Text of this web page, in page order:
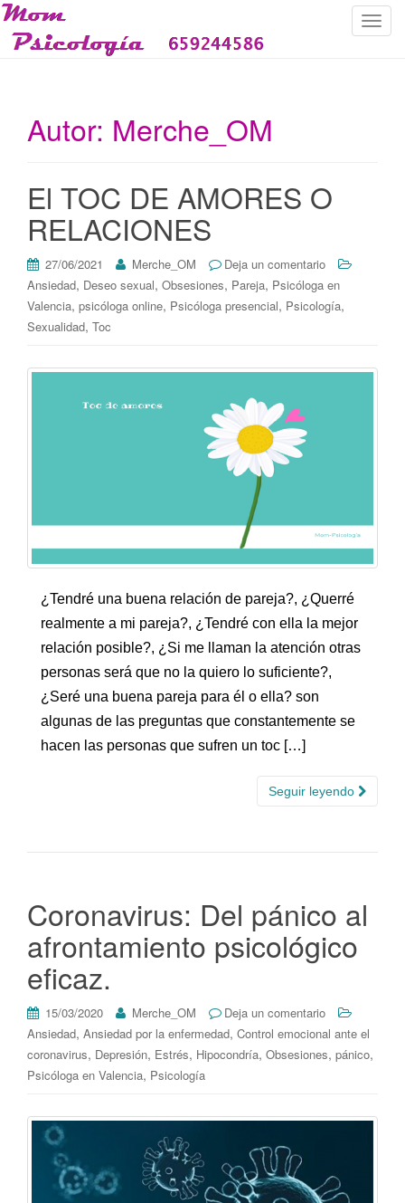
C
Autor: Merche_OM
El TOC DE AMORES O
RELACIONES
27/06/2021 Merche_OM
Deja un comentario
Ansiedad, Deseo sexual, Obsesiones, Pareja, Psicóloga en
Valencia, psicóloga online, Psicóloga presencial, Psicología,
Sexualidad, Toc
¿Tendré una buena relación de pareja?, ¿Querré
realmente a mi pareja?, ¿Tendré con ella la mejor
relación posible?, ¿Si me llaman la atención otras
personas será que no la quiero lo suficiente?,
¿Seré una buena pareja para él o ella? son
algunas de las preguntas que constantemente se
hacen las personas que sufren un toc […]
Seguir leyendo
Coronavirus: Del pánico al
afrontamiento psicológico
eficaz.
15/03/2020 Merche_OM
Deja un comentario
Ansiedad, Ansiedad por la enfermedad, Control emocional ante el
coronavirus, Depresión, Estrés, Hipocondría, Obsesiones, pánico,
Psicóloga en Valencia, Psicología